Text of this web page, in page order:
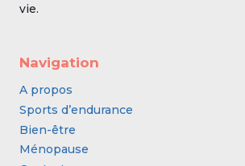
vie.
Navigation
A propos
Sports d’endurance
Bien-être
Ménopause